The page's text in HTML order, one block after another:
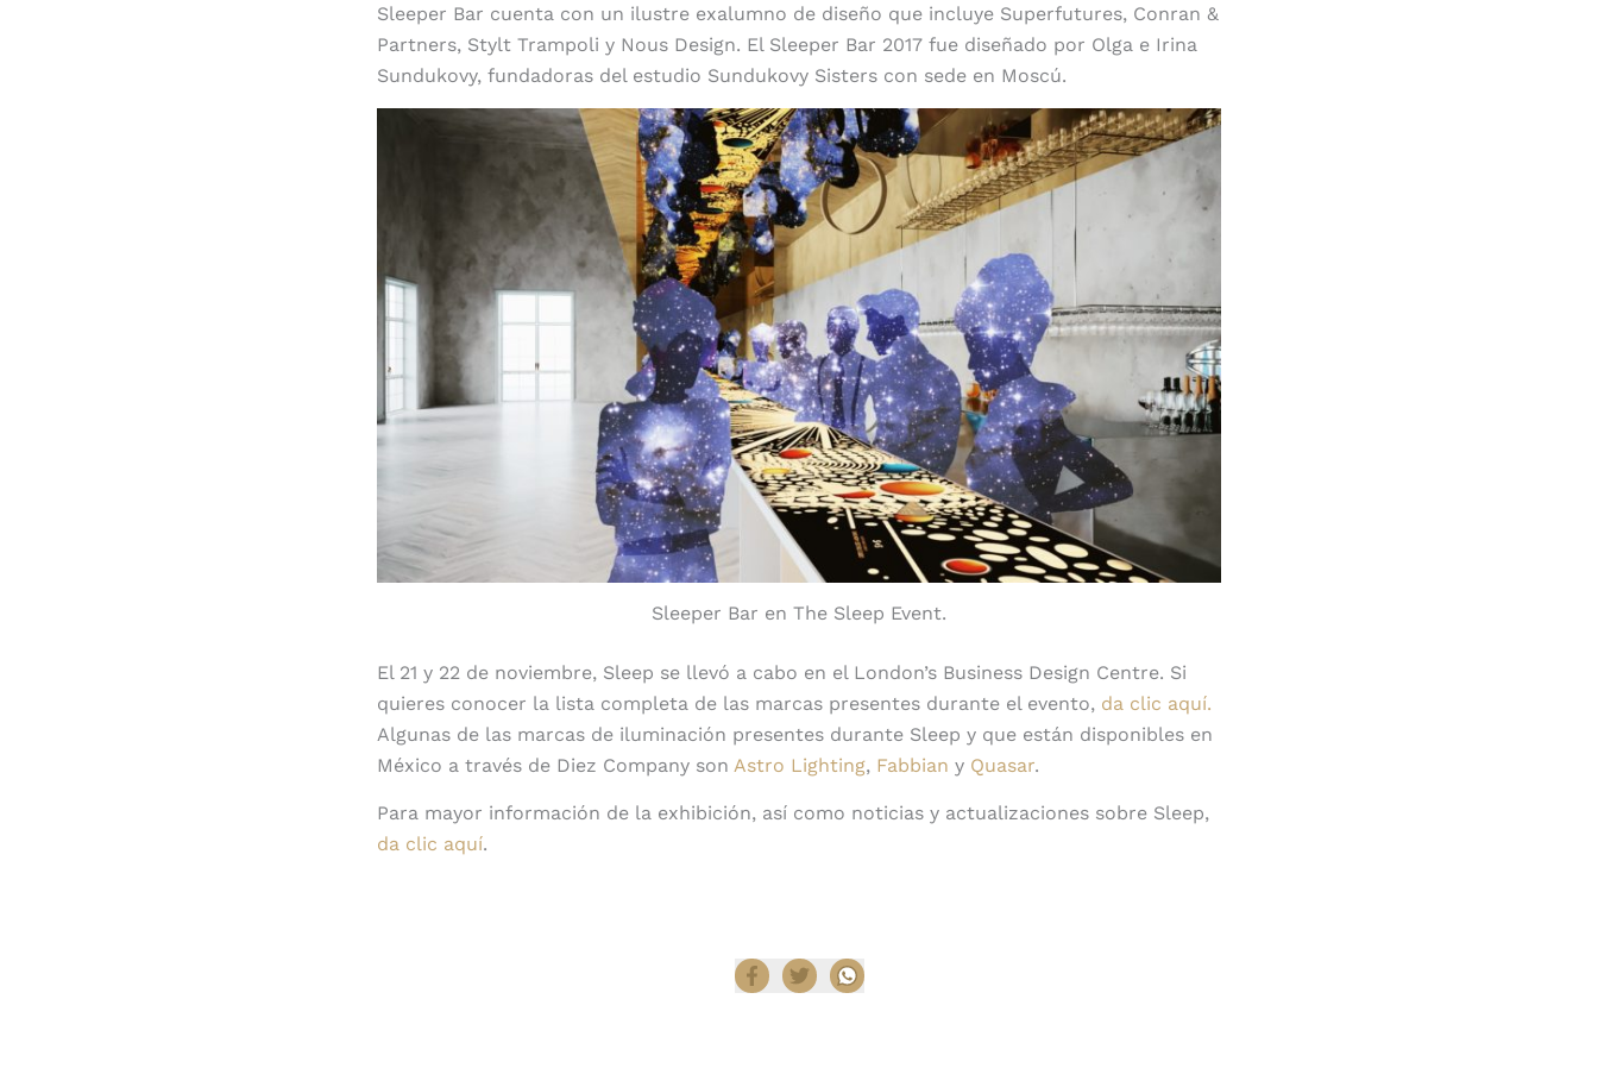
Sleeper Bar cuenta con un ilustre exalumno de diseño que incluye Superfutures, Conran &
Partners, Stylt Trampoli y Nous Design. El Sleeper Bar 2017 fue diseñado por Olga e Irina
Sundukovy, fundadoras del estudio Sundukovy Sisters con sede en Moscú.
Sleeper Bar en The Sleep Event.
El 21 y 22 de noviembre, Sleep se llevó a cabo en el London’s Business Design Centre. Si
quieres conocer la lista completa de las marcas presentes durante el evento, da clic aquí.
Algunas de las marcas de iluminación presentes durante Sleep y que están disponibles en
México a través de Diez Company son Astro Lighting, Fabbian y Quasar.
Para mayor información de la exhibición, así como noticias y actualizaciones sobre Sleep,
da clic aquí.